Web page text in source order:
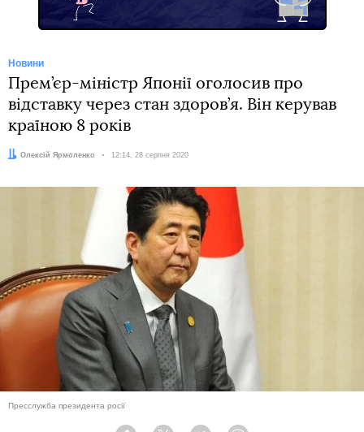
Новини
Прем’єр-міністр Японії оголосив про
відставку через стан здоров’я. Він керував
країною 8 років
Автор:
Олексій Ярмоленко Дата:
12:14, 28 серпня 2020
Пресслужба президента росії